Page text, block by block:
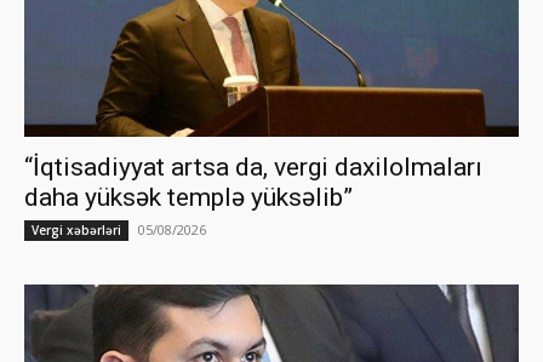
“İqtisadiyyat artsa da, vergi daxilolmaları
daha yüksək templə yüksəlib”
Vergi xəbərləri 05/08/2026